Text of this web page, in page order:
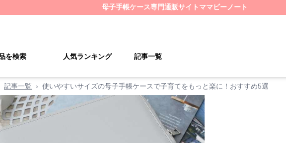
母子手帳ケース専門通販サイト ママビーノート
を検索 人気ランキング 記事一覧
記事一覧 › 使いやすいサイズの母子手帳ケースで子育てをもっと楽に！おすすめ5選